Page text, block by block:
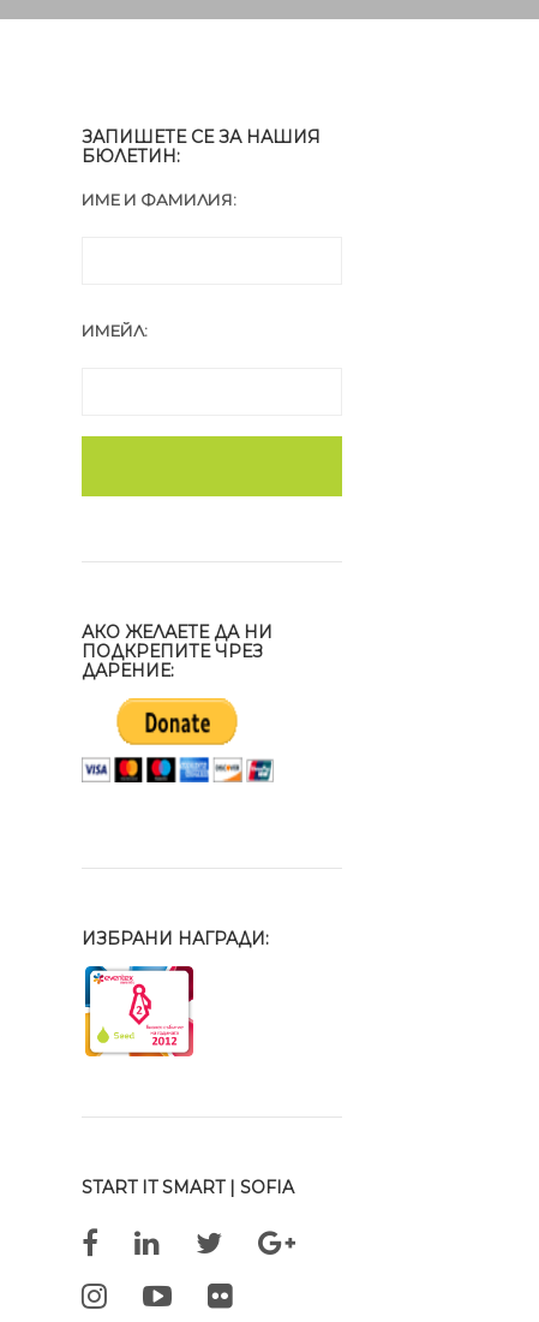
ЗАПИШЕТЕ СЕ ЗА НАШИЯ
БЮЛЕТИН:
ИМЕ И ФАМИЛИЯ:
ИМЕЙЛ:
АКО ЖЕЛАЕТЕ ДА НИ
ПОДКРЕПИТЕ ЧРЕЗ
ДАРЕНИЕ:
ИЗБРАНИ НАГРАДИ:
START IT SMART | SOFIA